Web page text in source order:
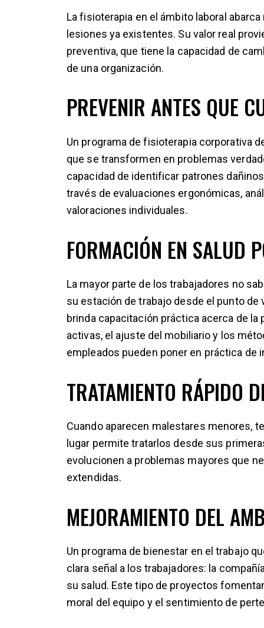
La fisioterapia en el ámbito laboral
lesiones ya existentes. Su valor real
preventiva, que tiene la capacidad de
de una organización.
PREVENIR ANTES QUE
Un programa de fisioterapia corporativa
que se transformen en problemas
capacidad de identificar patrones
través de evaluaciones ergonómicas,
valoraciones individuales.
FORMACIÓN EN SALUD
La mayor parte de los trabajadores no
su estación de trabajo desde el punto
brinda capacitación práctica acerca de la
activas, el ajuste del mobiliario y los
empleados pueden poner en práctica de
TRATAMIENTO RÁPIDO
Cuando aparecen malestares menores,
lugar permite tratarlos desde sus
evolucionen a problemas mayores que
extendidas.
MEJORAMIENTO DEL
Un programa de bienestar en el trabajo
clara señal a los trabajadores: la
su salud. Este tipo de proyectos
moral del equipo y el sentimiento de